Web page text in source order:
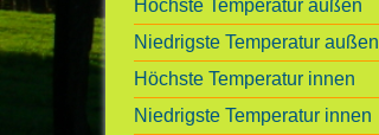
Höchste Temperatur außen
Niedrigste Temperatur außen
Höchste Temperatur innen
Niedrigste Temperatur innen